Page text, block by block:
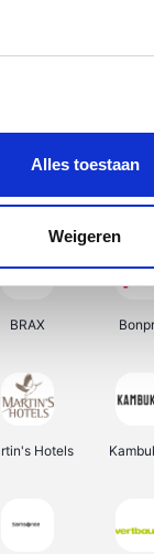
Alles toestaan
Weigeren
Jewellery
BRAX
Hotels